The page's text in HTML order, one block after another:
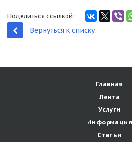
Поделиться ссылкой:
Вернуться к списку
Главная
Лента
Услуги
Информация
Статьи